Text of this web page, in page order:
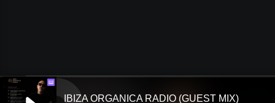
Ш
IBIZA ORGANICA RADIO (GUEST MIX)